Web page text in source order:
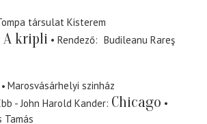
társulat Kisterem
A kripli Rendező
Budileanu Rareş
Marosvásárhelyi szinház
- John Harold Kander Chicago
Tamás